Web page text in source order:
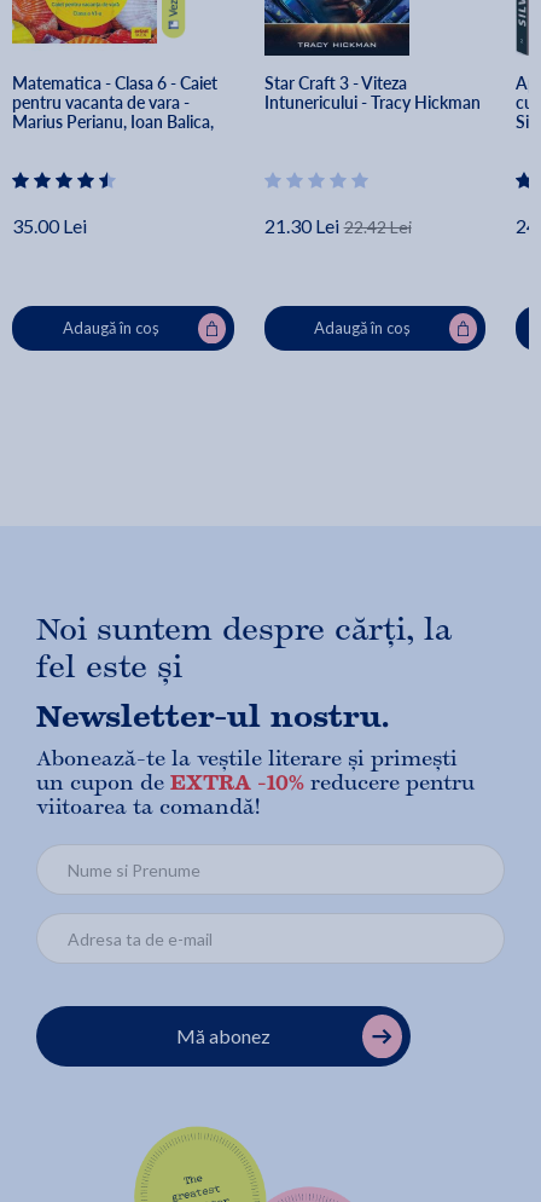
Matematica - Clasa 6 - Caiet
pentru vacanta de vara -
Marius Perianu, Ioan Balica,
35.00 Lei
Adaugă în coș
Star Craft 3 - Viteza
Intunericului - Tracy Hickman
21.30 Lei 22.42 Lei
Adaugă în coș
Noi suntem despre cărți, la
fel este și
Newsletter-ul nostru.
Abonează-te la veștile literare și primești
un cupon de EXTRA -10% reducere pentru
viitoarea ta comandă!
Mă abonez